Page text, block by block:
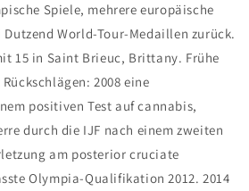
Spiele, mehrere europäische
World-Tour-Medaillen zurück.
15 in Saint Brieuc, Brittany. Frühe
2008 eine
positiven Test auf cannabis,
durch die IJF nach einem zweiten
am posterior cruciate
Olympia-Qualifikation 2012. 2014